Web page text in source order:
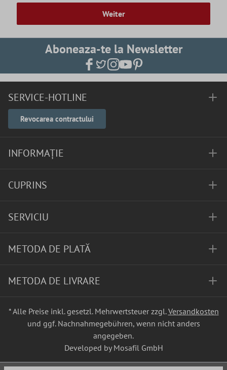
Weiter
Aboneaza-te la Newsletter
SERVICE-HOTLINE
Revocarea contractului
INFORMAȚIE
CUPRINS
SERVICIU
METODA DE PLATĂ
METODA DE LIVRARE
* Alle Preise inkl. gesetzl. Mehrwertsteuer zzgl.Versandkosten
und ggf. Nachnahmegebühren, wenn nicht anders
angegeben.
Developed by Mosafil GmbH